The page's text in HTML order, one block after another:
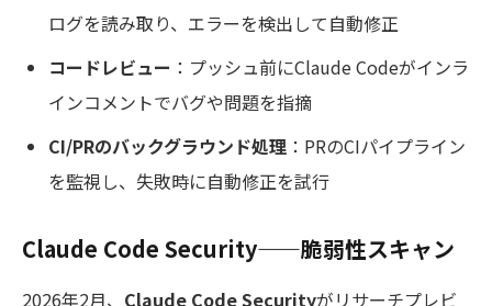
ログを読み取り、エラーを検出して自動修正
コードレビュー ：プッシュ前にClaude Codeがインラ
インコメントでバグや問題を指摘
CI/PRのバックグラウンド処理 ：PRのCIパイプライン
を監視し、失敗時に自動修正を試行
Claude Code Security——脆弱性スキャン
2026年2月、 Claude Code Securityがリサーチプレビ